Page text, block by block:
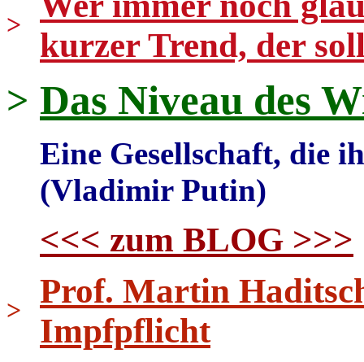
>
kurzer Trend, der
> Das Niveau des
Eine Gesellschaft, die
(Vladimir Putin)
<<< zum BLOG >>>
>
Prof. Martin
Impfpflicht